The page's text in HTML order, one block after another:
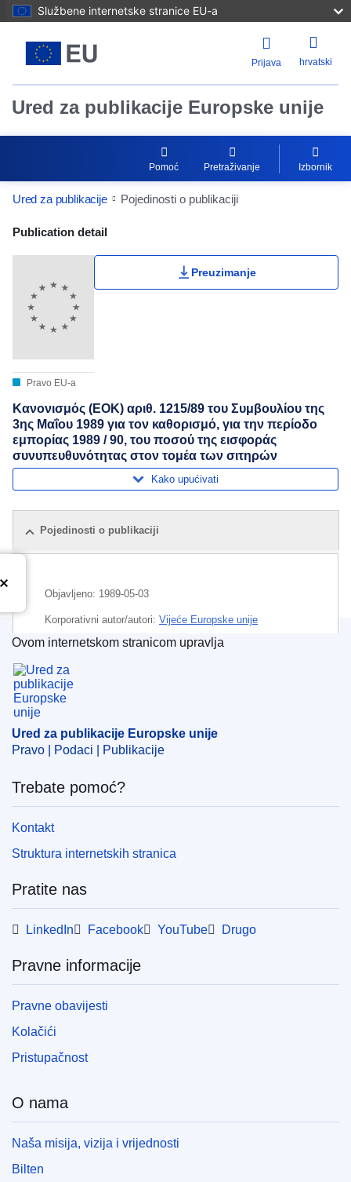
Službene internetske stranice EU-a
Prijava hrvatski
Ured za publikacije Europske unije
Pomoć Pretraživanje Izbornik
Ured za publikacije Pojedinosti o publikaciji
Publication Detail Actions Portlet
Publication detail
Pravo EU-a
Preuzimanje
Κανονισμός (ΕΟΚ) αριθ. 1215/89 του Συμβουλίου της
3ης Μαΐου 1989 για τον καθορισμό, για την περίοδο
εμπορίας 1989 / 90, του ποσού της εισφοράς
συνυπευθυνότητας στον τομέα των σιτηρών
Kako upućivati
Pojedinosti o publikaciji
Objavljeno: 1989-05-03
Korporativni autor/autori: Vijeće Europske unije
CELEX : 31989R1215
ELI :
OJ : JOL_1989_128_R_0004_033
Ured za publikacije Europske unije
Ovom internetskom stranicom upravlja
Ured za publikacije Europske unije
Pravo | Podaci | Publikacije
Trebate pomoć?
Kontakt
Struktura internetskih stranica
Pratite nas
LinkedIn Facebook YouTube Drugo
Pravne informacije
Pravne obavijesti
Kolačići
Pristupačnost
O nama
Naša misija, vizija i vrijednosti
Bilten